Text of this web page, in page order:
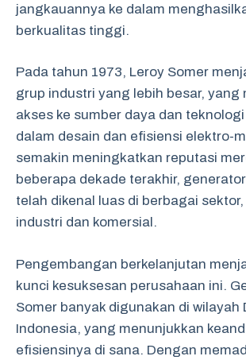
jangkauannya ke dalam
berkualitas tinggi.
Pada tahun 1973, Leroy Somer
grup industri yang lebih besar, yang
akses ke sumber daya dan
dalam desain dan efisiensi elektro-
semakin meningkatkan reputasi
beberapa dekade terakhir,
telah dikenal luas di berbagai
industri dan komersial.
Pengembangan berkelanjutan
kunci kesuksesan perusahaan ini.
Somer banyak digunakan di wilayah
Indonesia, yang menunjukkan
efisiensinya di sana. Dengan